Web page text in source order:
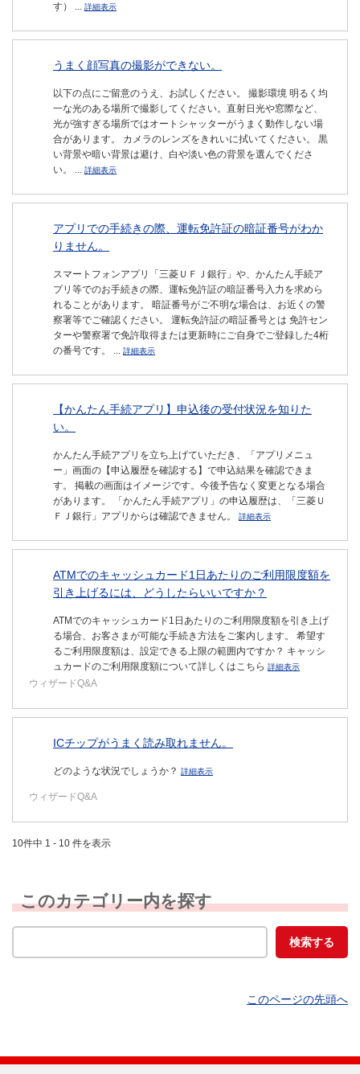
す） ... 詳細表示
うまく顔写真の撮影ができない。
以下の点にご留意のうえ、お試しください。 撮影環境 明るく均
一な光のある場所で撮影してください。直射日光や窓際など、
光が強すぎる場所ではオートシャッターがうまく動作しない場
合があります。 カメラのレンズをきれいに拭いてください。 黒
い背景や暗い背景は避け、白や淡い色の背景を選んでくださ
い。 ... 詳細表示
アプリでの手続きの際、運転免許証の暗証番号がわか
りません。
スマートフォンアプリ「三菱ＵＦＪ銀行」や、かんたん手続ア
プリ等でのお手続きの際、運転免許証の暗証番号入力を求めら
れることがあります。 暗証番号がご不明な場合は、お近くの警
察署等でご確認ください。 運転免許証の暗証番号とは 免許セン
ターや警察署で免許取得または更新時にご自身でご登録した4桁
の番号です。 ... 詳細表示
【かんたん手続アプリ】申込後の受付状況を知りた
い。
かんたん手続アプリを立ち上げていただき、「アプリメニュ
ー」画面の【申込履歴を確認する】で申込結果を確認できま
す。 掲載の画面はイメージです。今後予告なく変更となる場合
があります。 「かんたん手続アプリ」の申込履歴は、「三菱Ｕ
ＦＪ銀行」アプリからは確認できません。
詳細表示
ATMでのキャッシュカード1日あたりのご利用限度額を
引き上げるには、どうしたらいいですか？
ATMでのキャッシュカード1日あたりのご利用限度額を引き上げ
る場合、お客さまが可能な手続き方法をご案内します。 希望す
るご利用限度額は、設定できる上限の範囲内ですか？ キャッシ
ュカードのご利用限度額について詳しくはこちら 詳細表示
ウィザードQ&A
ICチップがうまく読み取れません。
どのような状況でしょうか？ 詳細表示
ウィザードQ&A
10件中 1 - 10 件を表示
このカテゴリー内を探す
このページの先頭へ